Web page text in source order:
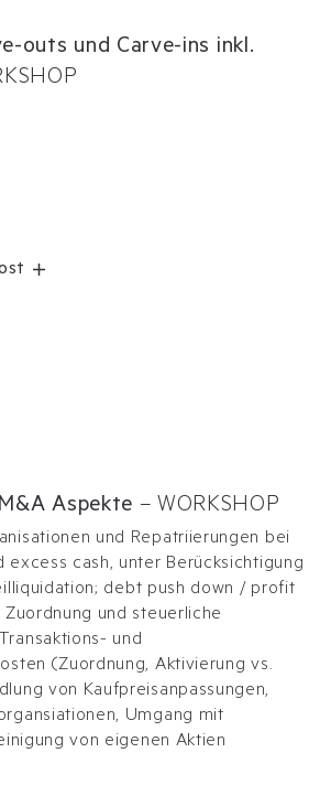
outs und Carve-ins inkl.
Aspekte – WORKSHOP
und Repatriierungen bei
excess cash, unter Berücksichtigung
debt push down / profit
und steuerliche
und
(Zuordnung, Aktivierung vs.
von Kaufpreisanpassungen,
Umgang mit
von eigenen Aktien